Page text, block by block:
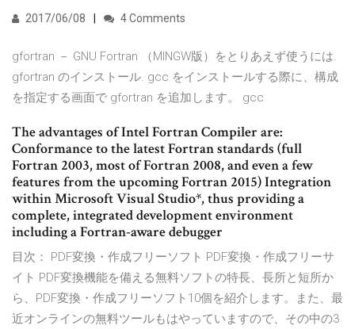
2017/06/08 4 Comments
gfortran － GNU Fortran （MINGW版）をとりあえず使うには.
gfortran のインストール. gcc をインストールする際に、構成
を指定する画面で gfortran を追加します。 gcc
The advantages of Intel Fortran Compiler are:
Conformance to the latest Fortran standards (full
Fortran 2003, most of Fortran 2008, and even a few
features from the upcoming Fortran 2015) Integration
within Microsoft Visual Studio*, thus providing a
complete, integrated development environment
including a Fortran-aware debugger
目次： PDF変換・作成フリーソフト PDF変換・作成フリーサ
イト PDF変換機能を備える無料ソフトの特長、長所と短所か
ら、PDF変換・作成フリーソフト10個を紹介します。また、最
近オンラインの無料ツールもはやっていますので、その中の3